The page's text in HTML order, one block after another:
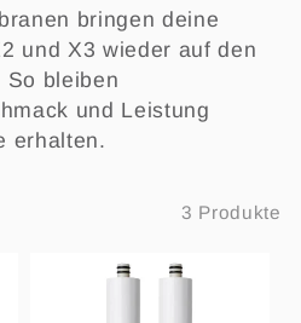
bringen deine
und X3 wieder auf den
So bleiben
und Leistung
erhalten.
3 Produkte